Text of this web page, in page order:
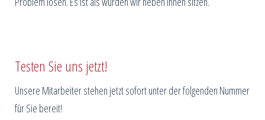
Testen Sie uns jetzt!
Unsere Mitarbeiter stehen jetzt sofort unter der folgenden Nummer
für Sie bereit!